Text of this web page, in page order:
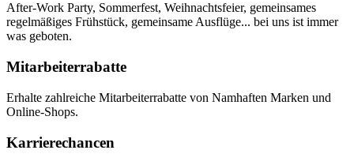
After-Work Party, Sommerfest, Weihnachtsfeier, gemeinsames
regelmäßiges Frühstück, gemeinsame Ausflüge... bei uns ist immer
was geboten.
Mitarbeiterrabatte
Erhalte zahlreiche Mitarbeiterrabatte von Namhaften Marken und
Online-Shops.
Karrierechancen